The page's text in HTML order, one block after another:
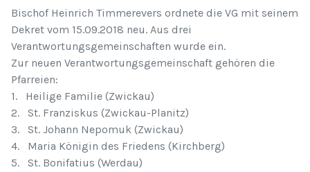
Bischof Heinrich Timmerevers ordnete die VG mit seinem
Dekret vom 15.09.2018 neu. Aus drei
Verantwortungsgemeinschaften wurde ein.
Zur neuen Verantwortungsgemeinschaft gehören die
Pfarreien:
1. Heilige Familie (Zwickau)
2. St. Franziskus (Zwickau-Planitz)
3. St. Johann Nepomuk (Zwickau)
4. Maria Königin des Friedens (Kirchberg)
5. St. Bonifatius (Werdau)